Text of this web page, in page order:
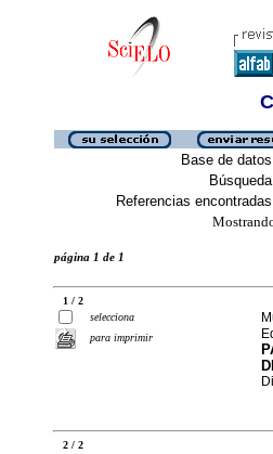
Base de
Referencias
página 1 de 1
1 / 2
selecciona
para imprimir
2 / 2